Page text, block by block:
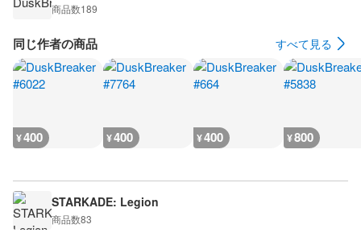
商品数189
同じ作者の商品 すべて見る
¥400 ¥400 ¥400 ¥800
STARKADE: Legion
商品数83